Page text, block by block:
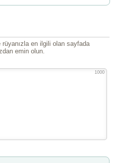
rüyanızla en ilgili olan sayfada
emin olun.
1000